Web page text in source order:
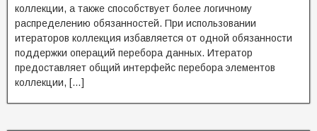
коллекции, а также способствует более логичному
распределению обязанностей. При использовании
итераторов коллекция избавляется от одной обязанности
поддержки операций перебора данных. Итератор
предоставляет общий интерфейс перебора элементов
коллекции, […]